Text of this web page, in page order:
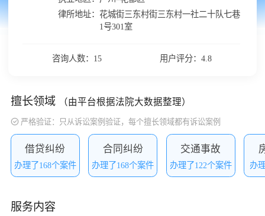
律所地址： 花城街三东村街三东村一社二十队七巷
1号301室
咨询人数：15 用户评分：4.8
擅长领域 （由平台根据法院大数据整理）
严格验证：只从诉讼案例验证，每个擅长领域都有诉讼案例
借贷纠纷
办理了168个案件
合同纠纷
办理了168个案件
交通事故
办理了122个案件 办
服务内容